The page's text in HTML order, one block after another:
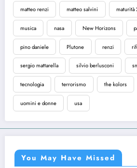
matteo renzi matteo salvini maturità
musica nasa New Horizons
pino daniele Plutone renzi
sergio mattarella silvio berlusconi
tecnologia terrorismo the kolors
uomini e donne usa
You May Have Missed